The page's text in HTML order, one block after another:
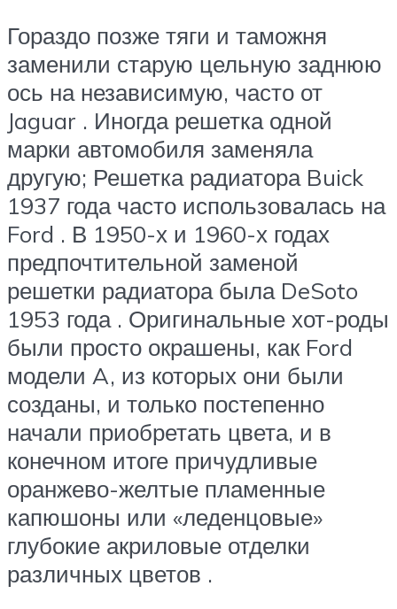
Гораздо позже тяги и таможня
заменили старую цельную заднюю
ось на независимую, часто от
Jaguar . Иногда решетка одной
марки автомобиля заменяла
другую; Решетка радиатора Buick
1937 года часто использовалась на
Ford . В 1950-х и 1960-х годах
предпочтительной заменой
решетки радиатора была DeSoto
1953 года . Оригинальные хот-роды
были просто окрашены, как Ford
модели A, из которых они были
созданы, и только постепенно
начали приобретать цвета, и в
конечном итоге причудливые
оранжево-желтые пламенные
капюшоны или «леденцовые»
глубокие акриловые отделки
различных цветов .